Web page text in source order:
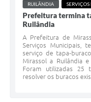
RUILÂNDIA
Prefeitura termina
Ruilândia
A Prefeitura de
Serviços Municipais,
serviço de tapa-
Mirassol a Ruilândia
Foram utilizadas 25
resolver os buracos